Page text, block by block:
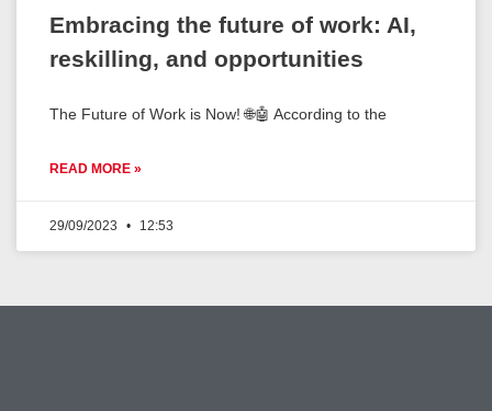
Embracing the future of work: AI,
reskilling, and opportunities
The Future of Work is Now! 🌐🤖 According to the
READ MORE »
29/09/2023 12:53